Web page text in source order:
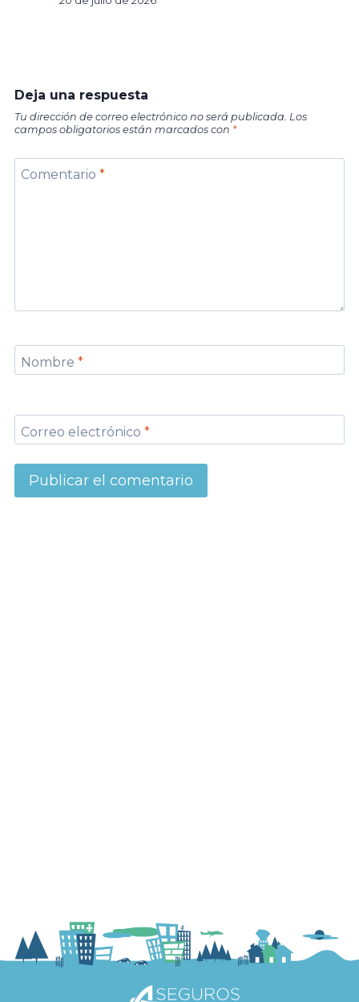
Deja una respuesta
Tu dirección de correo electrónico no será publicada. Los
campos obligatorios están marcados con *
Comentario *
Nombre *
Correo electrónico *